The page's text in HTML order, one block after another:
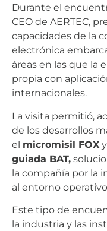
Durante el
CEO de AERTEC,
capacidades de la
electrónica
áreas en las que la
propia con
internacionales.
La visita permitió,
de los desarrollos
el micromisil FOX
guiada BAT,
la compañía por la
al entorno
Este tipo de
la industria y las